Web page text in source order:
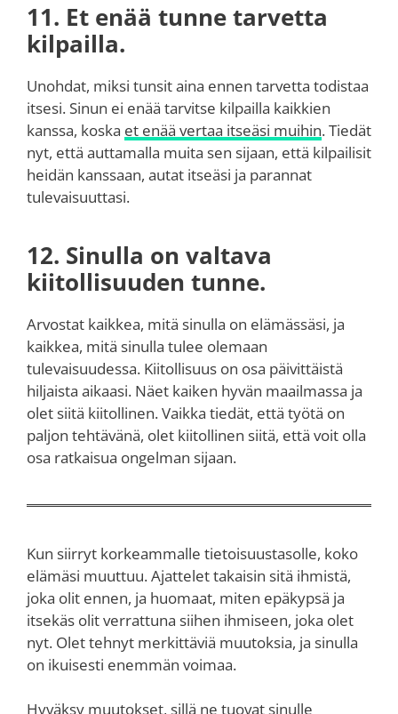
11. Et enää tunne tarvetta
kilpailla.
Unohdat, miksi tunsit aina ennen tarvetta todistaa
itsesi. Sinun ei enää tarvitse kilpailla kaikkien
kanssa, koska et enää vertaa itseäsi muihin. Tiedät
nyt, että auttamalla muita sen sijaan, että kilpailisit
heidän kanssaan, autat itseäsi ja parannat
tulevaisuuttasi.
12. Sinulla on valtava
kiitollisuuden tunne.
Arvostat kaikkea, mitä sinulla on elämässäsi, ja
kaikkea, mitä sinulla tulee olemaan
tulevaisuudessa. Kiitollisuus on osa päivittäistä
hiljaista aikaasi. Näet kaiken hyvän maailmassa ja
olet siitä kiitollinen. Vaikka tiedät, että työtä on
paljon tehtävänä, olet kiitollinen siitä, että voit olla
osa ratkaisua ongelman sijaan.
Kun siirryt korkeammalle tietoisuustasolle, koko
elämäsi muuttuu. Ajattelet takaisin sitä ihmistä,
joka olit ennen, ja huomaat, miten epäkypsä ja
itsekäs olit verrattuna siihen ihmiseen, joka olet
nyt. Olet tehnyt merkittäviä muutoksia, ja sinulla
on ikuisesti enemmän voimaa.
Hyväksy muutokset, sillä ne tuovat sinulle